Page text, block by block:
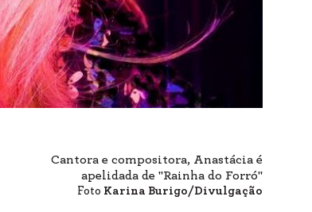
Cantora e compositora, Anastácia é
apelidada de "Rainha do Forró"
Foto Karina Burigo/Divulgação